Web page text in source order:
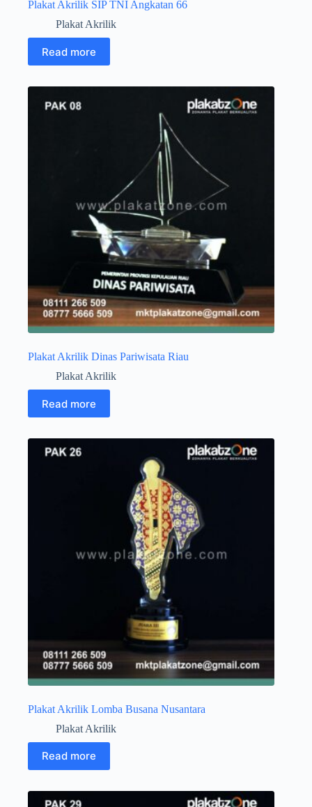
Plakat Akrilik SIP TNI Angkatan 66
Plakat Akrilik
Read more
Plakat Akrilik Dinas Pariwisata Riau
Plakat Akrilik
Read more
Plakat Akrilik Lomba Busana Nusantara
Plakat Akrilik
Read more